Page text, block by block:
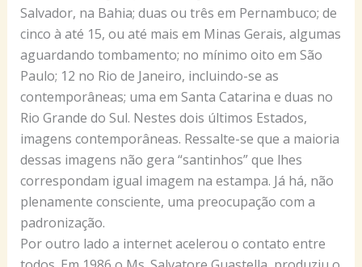
Salvador, na Bahia; duas ou três em Pernambuco; de
cinco à até 15, ou até mais em Minas Gerais, algumas
aguardando tombamento; no mínimo oito em São
Paulo; 12 no Rio de Janeiro, incluindo-se as
contemporâneas; uma em Santa Catarina e duas no
Rio Grande do Sul. Nestes dois últimos Estados,
imagens contemporâneas. Ressalte-se que a maioria
dessas imagens não gera “santinhos” que lhes
correspondam igual imagem na estampa. Já há, não
plenamente consciente, uma preocupação com a
padronização.
Por outro lado a internet acelerou o contato entre